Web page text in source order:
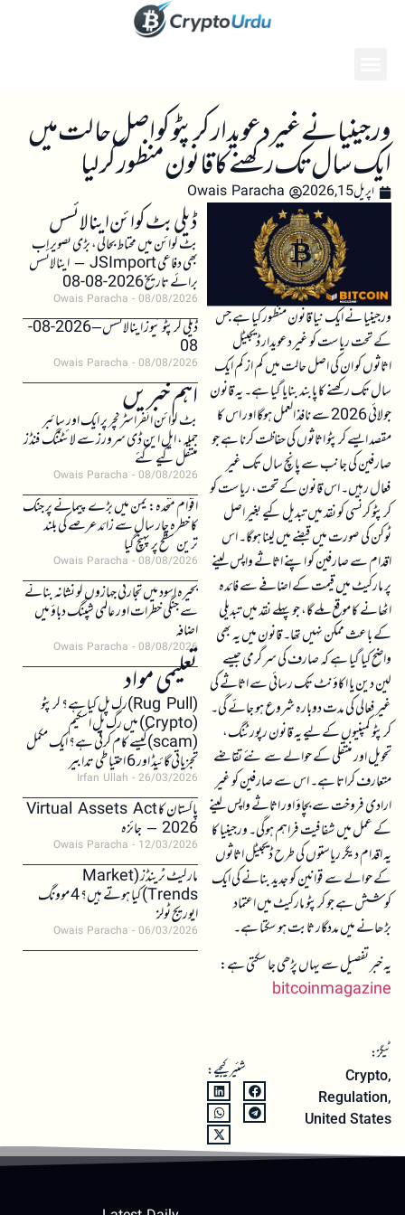
ورجینیا نے غیر دعویدار کرپٹو کو اصل حالت میں
ایک سال تک رکھنے کا قانون منظور کر لیا
اپریل 15, 2026 Owais Paracha
ورجینیا نے ایک نیا قانون منظور کیا ہے جس
کے تحت ریاست کو غیر دعویدار ڈیجیٹل
اثاثوں کو ان کی اصل حالت میں کم از کم ایک
سال تک رکھنے کا پابند بنایا گیا ہے۔ یہ قانون
جولائی 2026 سے نافذ العمل ہوگا اور اس کا
مقصد ایسے کرپٹو اثاثوں کی حفاظت کرنا ہے جو
صارفین کی جانب سے پانچ سال تک غیر
فعال رہیں۔ اس قانون کے تحت، ریاست کو
کرپٹو کرنسی کو نقد میں تبدیل کیے بغیر اصل
ٹوکن کی صورت میں قبضے میں لینا ہوگا۔ اس
اقدام سے صارفین کو اپنے اثاثے واپس لینے
پر مارکیٹ میں قیمت کے اضافے سے فائدہ
اٹھانے کا موقع ملے گا، جو پہلے نقد میں تبدیلی
کے باعث ممکن نہیں تھا۔ قانون میں یہ بھی
واضح کیا گیا ہے کہ صارف کی سرگرمی جیسے
لین دین یا اکاؤنٹ تک رسائی سے اثاثے کی
غیر فعالی کی مدت دوبارہ شروع ہو جائے گی۔
کرپٹو کمپنیوں کے لیے یہ قانون رپورٹنگ،
تحویل اور منتقلی کے حوالے سے نئے تقاضے
متعارف کراتا ہے۔ اس سے صارفین کو غیر
ارادی فروخت سے بچاؤ اور اثاثے واپس لینے
کے عمل میں شفافیت فراہم ہوگی۔ ورجینیا کا
یہ اقدام دیگر ریاستوں کی طرح ڈیجیٹل اثاثوں
کے حوالے سے قوانین کو جدید بنانے کی ایک
کوشش ہے جو کرپٹو مارکیٹ میں اعتماد
بڑھانے میں مددگار ثابت ہو سکتا ہے۔
یہ خبر تفصیل سے یہاں پڑھی جا سکتی ہے:
bitcoinmagazine
ٹیگز:
Crypto,
Regulation,
United States
شئیر کیجیے:
ڈیلی بٹ کوائن اینالائسس
بٹ کوائن میں محتاط بحالی، بڑی تصویر اب
بھی دفاعی JSImport – اینالائسس
برائے تاریخ 2026-08-08
Owais Paracha 08/08/2026
ڈیلی کرپٹو نیوز اینالائسس – 2026-08-
08
Owais Paracha 08/08/2026
اہم خبریں
بٹ کوائن انفراسٹرکچر پر ایک اور سائبر
حملہ، ایل این ڈی سرورز سے لائٹننگ فنڈز
منتقل کیے گئے
Owais Paracha 08/08/2026
اقوام متحدہ: یمن میں بڑے پیمانے پر جنگ
کا خطرہ چار سال سے زائد عرصے کی بلند
ترین سطح پر پہنچ گیا
Owais Paracha 08/08/2026
بحیرہ اسود میں تجارتی جہازوں کو نشانہ بنانے
سے جنگی خطرات اور عالمی شپنگ دباؤ میں
اضافہ
Owais Paracha 08/08/2026
تعلیمی مواد(Rug Pull)رگ پل کیا ہے؟ کرپٹو
(Crypto) میں رگ پل اسکیم
(scam)کیسے کام کرتی ہے؟ ایک مکمل
تجزیاتی گائیڈ اور 6 احتیاطی تدابیر
Irfan Ullah 26/03/2026
پاکستان کا Virtual Assets Act
2026 – جائزہ
Owais Paracha 12/03/2026
مارکیٹ ٹرینڈز (Market
Trends) کیا ہوتے ہیں؟ 4 موونگ
ایوریج ٹولز
Owais Paracha 06/03/2026